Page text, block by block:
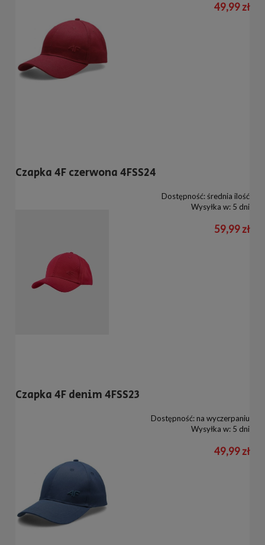
49,99 zł
Czapka 4F czerwona 4FSS24
Dostępność:średnia ilość
Wysyłka w: 5 dni
59,99 zł
Czapka 4F denim 4FSS23
Dostępność: na wyczerpaniu
Wysyłka w: 5 dni
49,99 zł